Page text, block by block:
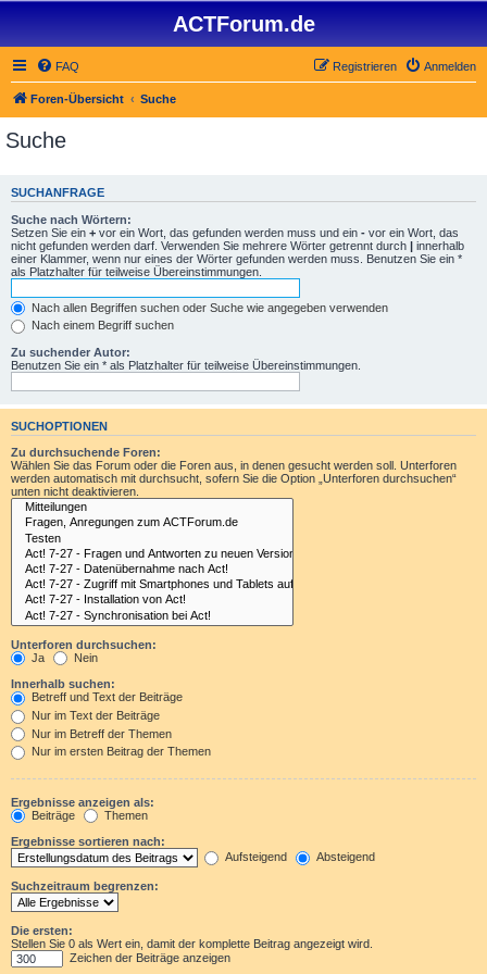
ACTForum.de
FAQ Anmelden
Registrieren
Foren-Übersicht Suche
Suche
SUCHANFRAGE
Suche nach Wörtern:
Setzen Sie ein + vor ein Wort, das gefunden werden muss und ein - vor ein Wort, das
nicht gefunden werden darf. Verwenden Sie mehrere Wörter getrennt durch | innerhalb
einer Klammer, wenn nur eines der Wörter gefunden werden muss. Benutzen Sie ein *
als Platzhalter für teilweise Übereinstimmungen.
Nach allen Begriffen suchen oder Suche wie angegeben verwenden
Nach einem Begriff suchen
Zu suchender Autor:
Benutzen Sie ein * als Platzhalter für teilweise Übereinstimmungen.
SUCHOPTIONEN
Zu durchsuchende Foren:
Wählen Sie das Forum oder die Foren aus, in denen gesucht werden soll. Unterforen
werden automatisch mit durchsucht, sofern Sie die Option „Unterforen durchsuchen“
unten nicht deaktivieren.
Unterforen durchsuchen:
Ja
Nein
Innerhalb suchen:
Betreff und Text der Beiträge
Nur im Text der Beiträge
Nur im Betreff der Themen
Nur im ersten Beitrag der Themen
Ergebnisse anzeigen als:
Beiträge
Themen
Ergebnisse sortieren nach:
Aufsteigend
Absteigend
Suchzeitraum begrenzen:
Die ersten:
Stellen Sie 0 als Wert ein, damit der komplette Beitrag angezeigt wird.
Zeichen der Beiträge anzeigen